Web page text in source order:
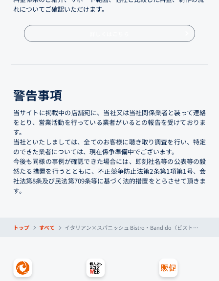
れについてご確認いただけます。
警告事項
当サイトに掲載中の店舗宛に、当社又は当社関係業者と装って連絡
をとり、営業活動を行っている業者がいるとの報告を受けておりま
す。
当社といたしましては、全てのお客様に聴き取り調査を行い、特定
のできた業者については、現在係争準備中でございます。
今後も同様の事例が確認できた場合には、即刻社名等の公表等の毅
然たる措置を行うとともに、不正競争防止法第2条第1項第1号、会
社法第8条及び民法第709条等に基づく法的措置をとらさせて頂きま
す。
トップ すべて イタリアン×スパニッシュ Bistro・Bandido（ビストロ・バンディード）